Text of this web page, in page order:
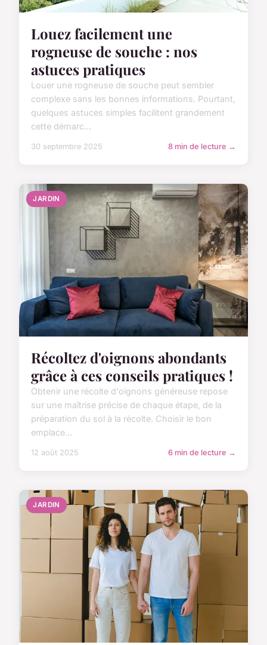
Louez facilement une
rogneuse de souche : nos
astuces pratiques
Louer une rogneuse de souche peut sembler
complexe sans les bonnes informations. Pourtant,
quelques astuces simples facilitent grandement
cette démarc...
30 septembre 2025 8 min de lecture →
JARDIN
Récoltez d'oignons abondants
grâce à ces conseils pratiques !
Obtenir une récolte d'oignons généreuse repose
sur une maîtrise précise de chaque étape, de la
préparation du sol à la récolte. Choisir le bon
emplace...
12 août 2025 6 min de lecture →
JARDIN